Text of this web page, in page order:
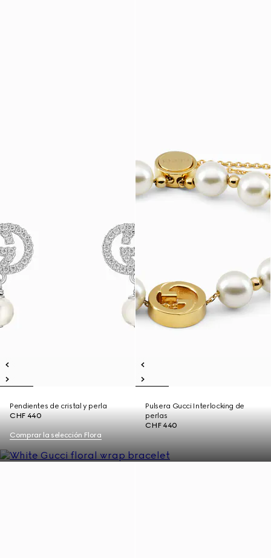
Pendientes de cristal y perla
CHF 440
Pulsera Gucci Interlocking de
perlas
CHF 440
Comprar la selección Flora